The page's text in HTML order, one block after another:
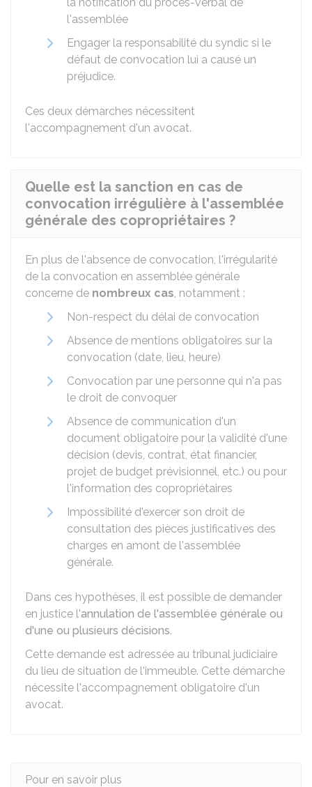
l'assemblée
Engager la responsabilité du syndic si le
défaut de convocation lui a causé un
préjudice.
Ces deux démarches nécessitent
l'accompagnement d'un avocat.
Quelle est la sanction en cas de
convocation irrégulière à l'assemblée
générale des copropriétaires ?
En plus de l'absence de convocation, l'irrégularité
de la convocation en assemblée générale
concerne de nombreux cas, notamment :
Non-respect du délai de convocation
Absence de mentions obligatoires sur la
convocation (date, lieu, heure)
Convocation par une personne qui n'a pas
le droit de convoquer
Absence de communication d'un
document obligatoire pour la validité d'une
décision (devis, contrat, état financier,
projet de budget prévisionnel, etc.) ou pour
l'information des copropriétaires
Impossibilité d'exercer son droit de
consultation des pièces justificatives des
charges en amont de l'assemblée
générale.
Dans ces hypothèses, il est possible de demander
en justice l'annulation de l'assemblée générale ou
d'une ou plusieurs décisions.
Cette demande est adressée au tribunal judiciaire
du lieu de situation de l'immeuble. Cette démarche
nécessite l'accompagnement obligatoire d'un
avocat.
Pour en savoir plus